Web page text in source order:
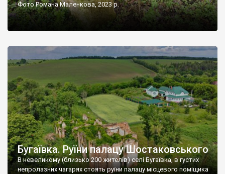
Фото Романа Маленкова, 2023 р.
Бугаївка. Руїни палацу Шостаковського
В невеликому (близько 200 жителів) селі Бугаївка, в густих
непролазних чагарях стоять руїни палацу місцевого поміщика